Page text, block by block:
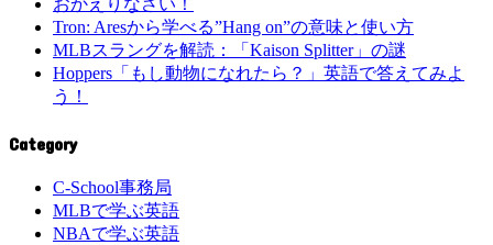
おかえりなさい！
Tron: Aresから学べる”Hang on”の意味と使い方
MLBスラングを解読：「Kaison Splitter」の謎
Hoppers「もし動物になれたら？」英語で答えてみよ
う！
Category
C-School事務局
MLBで学ぶ英語
NBAで学ぶ英語